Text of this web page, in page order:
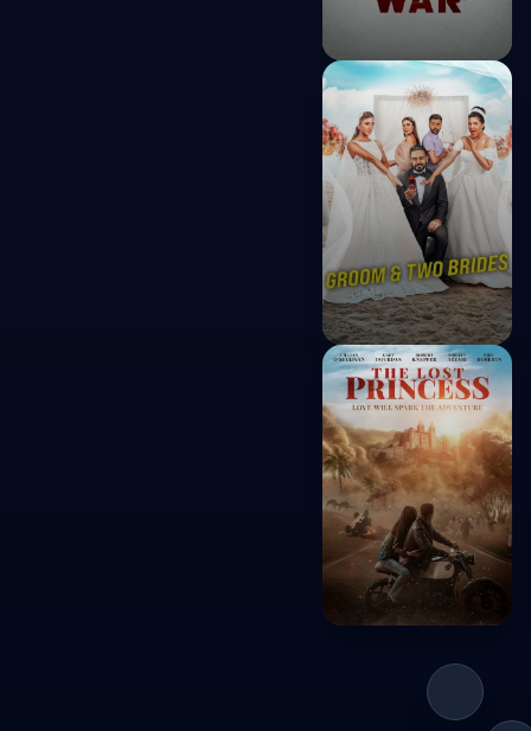
Primitive War
2025
Groom & Two
Brides
2025
The Lost
Princess
2025